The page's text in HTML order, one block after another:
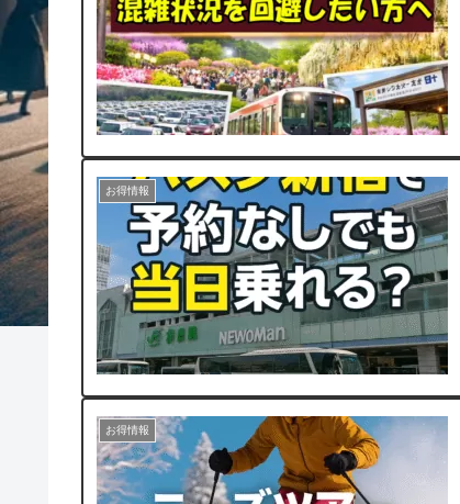
お得情報
お得情報